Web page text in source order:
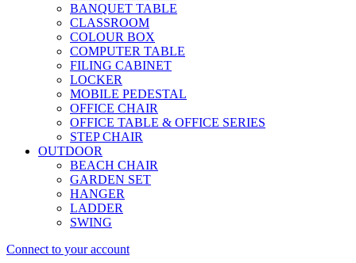
BANQUET TABLE
CLASSROOM
COLOUR BOX
COMPUTER TABLE
FILING CABINET
LOCKER
MOBILE PEDESTAL
OFFICE CHAIR
OFFICE TABLE & OFFICE SERIES
STEP CHAIR
OUTDOOR
BEACH CHAIR
GARDEN SET
HANGER
LADDER
SWING
Connect to your account